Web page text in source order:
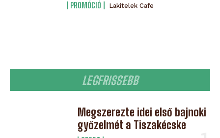
PROMÓCIÓ Lakitelek Cafe
LEGFRISSEBB
Megszerezte idei első bajnoki
győzelmét a Tiszakécske